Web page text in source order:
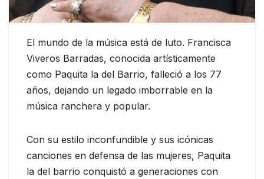
El mundo de la música está de luto. Francisca
Viveros Barradas, conocida artísticamente
como Paquita la del Barrio, falleció a los 77
años, dejando un legado imborrable en la
música ranchera y popular.
Con su estilo inconfundible y sus icónicas
canciones en defensa de las mujeres, Paquita
la del barrio conquistó a generaciones con